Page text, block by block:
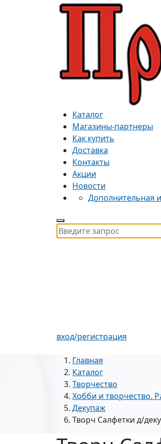
Каталог
Магазины-партнеры
Как купить
Доставка
Контакты
Акции
Новости
Дополнительная
вход/регистрация
Главная
Каталог
Творчество
Хобби и творчество.
Декупаж
Творч Салфетки д/